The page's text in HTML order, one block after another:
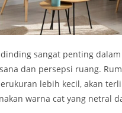
sangat penting dalam
dan persepsi ruang.
lebih kecil, akan
warna cat yang netral